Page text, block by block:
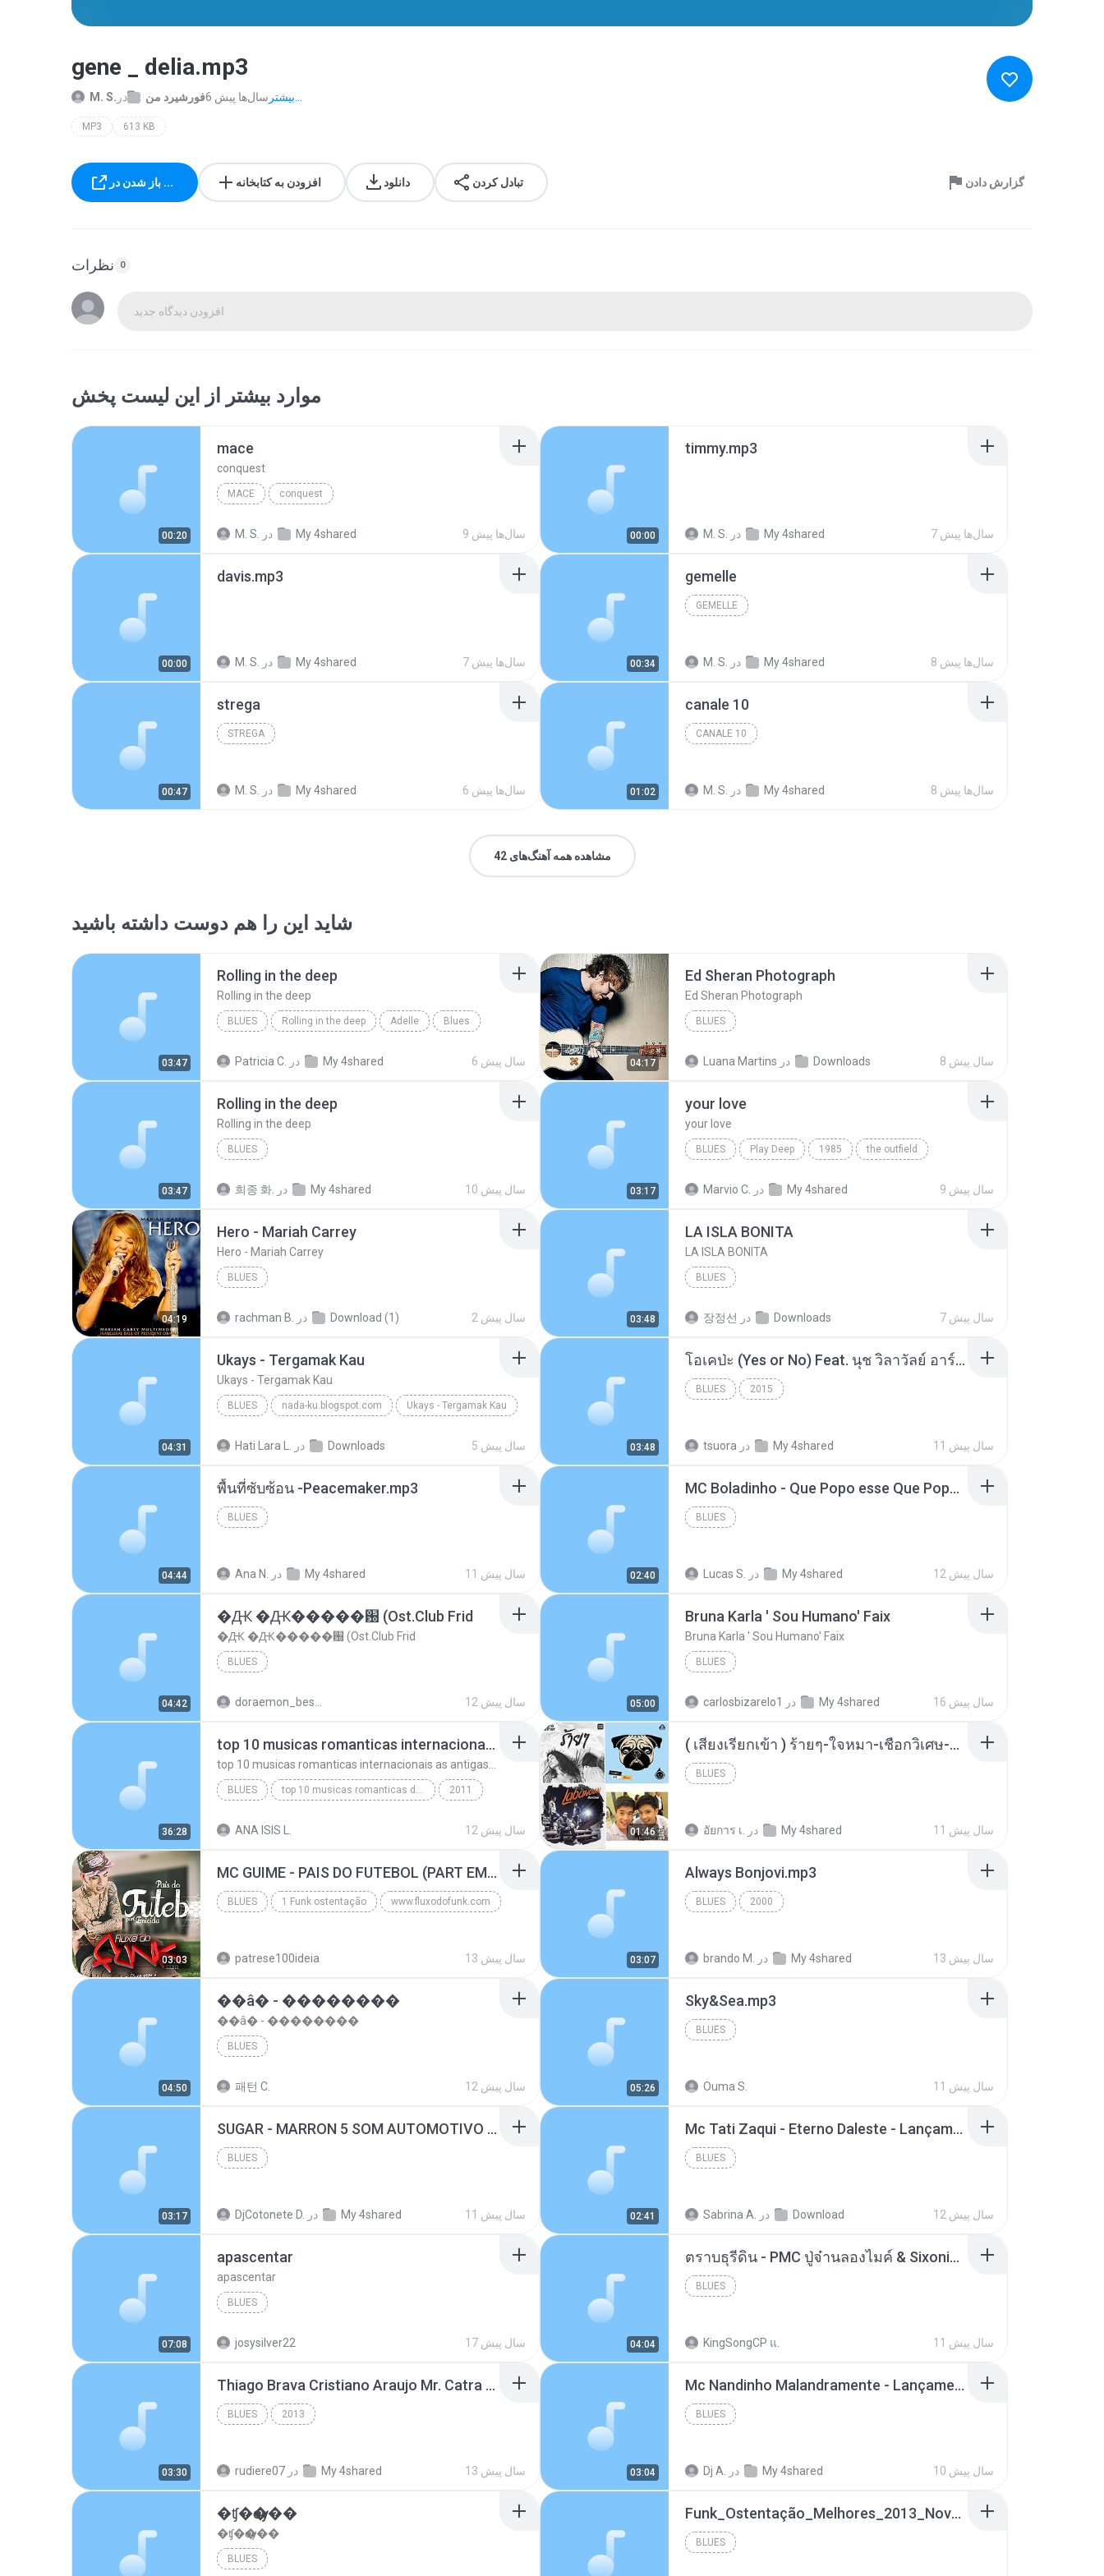
gene _ delia.mp3
M. S. در فورشیرد من 6 سال‌ها پیش
MP3 613 KB
باز شدن در ... افزودن به کتابخانه دانلود تبادل کردن گزارش دادن
نظرات 0
افزودن دیدگاه جدید
موارد بیشتر از این لیست پخش
00:20
mace
conquest
MACE conquest
M. S. در My 4shared 9 سال‌ها پیش 00:00
timmy.mp3
M. S. در My 4shared 7 سال‌ها پیش
00:00
davis.mp3
M. S. در My 4shared 7 سال‌ها پیش 00:34
gemelle
GEMELLE
M. S. در My 4shared 8 سال‌ها پیش
00:47
strega
STREGA
M. S. در My 4shared 6 سال‌ها پیش 01:02
canale 10
CANALE 10
M. S. در My 4shared 8 سال‌ها پیش
مشاهده همه آهنگ‌های 42
شاید این را هم دوست داشته باشید
03:47
Rolling in the deep
Rolling in the deep
BLUES Rolling in the deep Adelle Blues
Patricia C. در My 4shared 6 سال پیش 04:17
Ed Sheran Photograph
Ed Sheran Photograph
BLUES
Luana Martins در Downloads 8 سال پیش
03:47
Rolling in the deep
Rolling in the deep
BLUES
희종 화. در My 4shared 10 سال پیش 03:17
your love
your love
BLUES Play Deep 1985 the outfield
Marvio C. در My 4shared 9 سال پیش
04:19
Hero - Mariah Carrey
Hero - Mariah Carrey
BLUES
rachman B. در Download (1) 2 سال پیش 03:48
LA ISLA BONITA
LA ISLA BONITA
BLUES
장정선 در Downloads 7 سال پیش
04:31
Ukays - Tergamak Kau
Ukays - Tergamak Kau
BLUES nada-ku.blogspot.com Ukays - Tergamak Kau
Hati Lara L. در Downloads 5 سال پیش 03:48
โอเคป่ะ (Yes or No) Feat. นุช วิลาวัลย์ อาร์สยาม - Flame.mp3
BLUES 2015
tsuora در My 4shared 11 سال پیش
04:44
พื้นที่ซับซ้อน -Peacemaker.mp3
BLUES
Ana N. در My 4shared 11 سال پیش 02:40
MC Boladinho - Que Popo esse Que Popo Gigante (DjWn) (áudio Oficial).mp3
BLUES
Lucas S. در My 4shared 12 سال پیش
04:42
�Ԫ �Ԫ�����԰ (Ost.Club Frid
�Ԫ �Ԫ�����԰ (Ost.Club Frid
BLUES
12 سال پیش 05:00
Bruna Karla ' Sou Humano' Faix
Bruna Karla ' Sou Humano' Faix
BLUES
carlosbizarelo1 در My 4shared 16 سال پیش
36:28
top 10 musicas romanticas internacionais as antigas que faz seu coraçao bater mais forte remix
BLUES top 10 musicas romanticas dj valmir santos pitanga pr 2011
ANA ISIS L. 12 سال پیش 01:46
( เสียงเรียกเข้า ) ร้ายๆ-ใจหมา-เชือกวิเศษ-ว้าเหว่.mp3
BLUES
อัยการ เ. در My 4shared 11 سال پیش
03:03
MC GUIME - PAIS DO FUTEBOL (PART EMICIDA) 2014.mp3
BLUES 1 Funk ostentação www.fluxodofunk.com
patrese100ideia 13 سال پیش 03:07
Always Bonjovi.mp3
BLUES 2000
brando M. در My 4shared 13 سال پیش
04:50
��â� - ��������
��â� - ��������
BLUES
패턴 C. 12 سال پیش 05:26
Sky&Sea.mp3
BLUES
Ouma S. 11 سال پیش
03:17
SUGAR - MARRON 5 SOM AUTOMOTIVO (DJ COTONETE BHZ).mp3
BLUES
DjCotonete D. در My 4shared 11 سال پیش 02:41
Mc Tati Zaqui - Eterno Daleste - Lançamento 2014.mp3
BLUES
Sabrina A. در Download 12 سال پیش
07:08
apascentar
apascentar
BLUES
josysilver22 17 سال پیش 04:04
ตราบธุรีดิน - PMC ปู่จ๋านลองไมค์ & Sixonine ( Cover Version ).mp3
BLUES
KingSongCP แ. 11 سال پیش
03:30
Thiago Brava Cristiano Araujo Mr. Catra - Ta Soltinha.mp3
BLUES 2013
rudiere07 در My 4shared 13 سال پیش 03:04
Mc Nandinho Malandramente - Lançamento 2016.mp3
BLUES
Dj A. در My 4shared 10 سال پیش
�ʧ�ѹ���
�ʧ�ѹ���
BLUES
Funk_Ostentação_Melhores_2013_Novas MC GUIME, MC LON, MC RODOLFINHO, MC NEGUINHO DO KAXETA, MC Leo Da Baixada, MC Boy Do CHarmes.mp3
BLUES